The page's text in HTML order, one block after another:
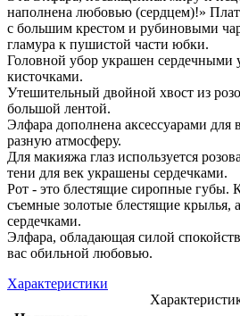
наполнена любовью (сердцем)!»
с большим крестом и рубиновыми
гламура к пушистой части юбки.
Головной убор украшен сердечными
кисточками.
Утешительный двойной хвост из
большой лентой.
Элфара дополнена аксессуарами для
разную атмосферу.
Для макияжа глаз используется
тени для век украшены сердечками.
Рот - это блестящие сиропные губы.
съемные золотые блестящие крылья,
сердечками.
Элфара, обладающая силой
вас обильной любовью.
Характеристики